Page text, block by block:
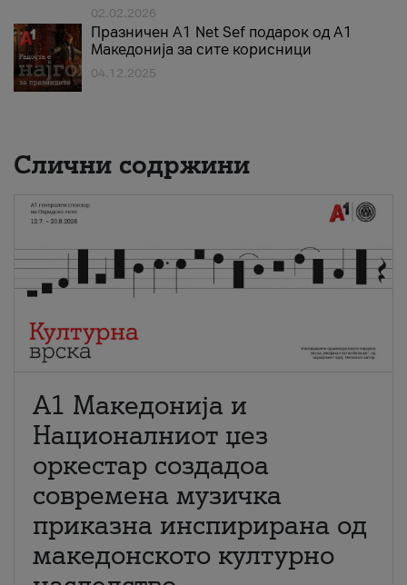
02.02.2026
Празничен A1 Net Sеf подарок од А1
Македонија за сите корисници
04.12.2025
Слични содржини
А1 Македонија и
Националниот џез
оркестар создадоа
современа музичка
приказна инспирирана од
македонското културно